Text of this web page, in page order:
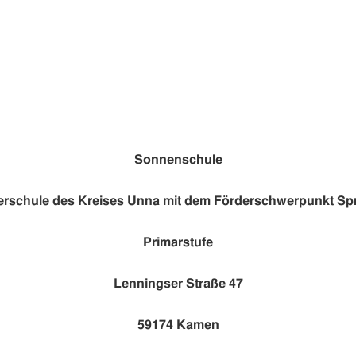
Sonnenschule
des Kreises Unna mit dem Förderschwerpunkt
Primarstufe
Lenningser Straße 47
59174 Kamen